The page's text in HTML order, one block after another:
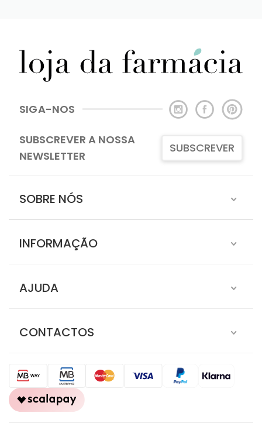
SIGA-NOS
SUBSCREVER A NOSSA
NEWSLETTER
SUBSCREVER
SOBRE NÓS
INFORMAÇÃO
AJUDA
CONTACTOS